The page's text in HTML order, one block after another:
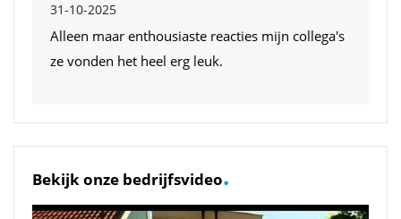
31-10-2025
Alleen maar enthousiaste reacties mijn collega's
ze vonden het heel erg leuk.
Bekijk onze bedrijfsvideo.